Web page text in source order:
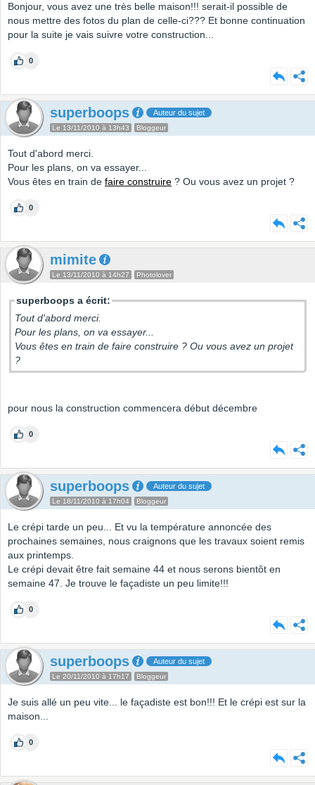
Bonjour, vous avez une très belle maison!!! serait-il possible de
nous mettre des fotos du plan de celle-ci??? Et bonne continuation
pour la suite je vais suivre votre construction...
0
superboops Auteur du sujet
Le 13/11/2010 à 13h43 Bloggeur
Tout d'abord merci.
Pour les plans, on va essayer...
Vous êtes en train de faire construire ? Ou vous avez un projet ?
0
mimite
Le 13/11/2010 à 14h27 Photolover
superboops a écrit:
Tout d'abord merci.
Pour les plans, on va essayer...
Vous êtes en train de faire construire ? Ou vous avez un projet
?
pour nous la construction commencera début décembre
0
superboops Auteur du sujet
Le 18/11/2010 à 17h04 Bloggeur
Le crépi tarde un peu... Et vu la température annoncée des
prochaines semaines, nous craignons que les travaux soient remis
aux printemps.
Le crépi devait être fait semaine 44 et nous serons bientôt en
semaine 47. Je trouve le façadiste un peu limite!!!
0
superboops Auteur du sujet
Le 20/11/2010 à 17h17 Bloggeur
Je suis allé un peu vite... le façadiste est bon!!! Et le crépi est sur la
maison...
0